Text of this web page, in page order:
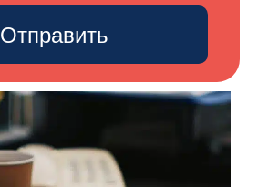
Отправить